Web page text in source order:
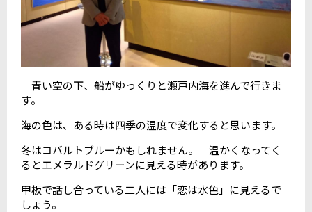
青い空の下、船がゆっくりと瀬戸内海を進んで行きま
す。
海の色は、ある時は四季の温度で変化すると思います。
冬はコバルトブルーかもしれません。 温かくなってく
るとエメラルドグリーンに見える時があります。
甲板で話し合っている二人には「恋は水色」に見えるで
しょう。